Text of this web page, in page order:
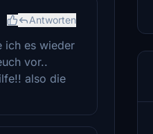
Antworten
ich es wieder
vor..
also die